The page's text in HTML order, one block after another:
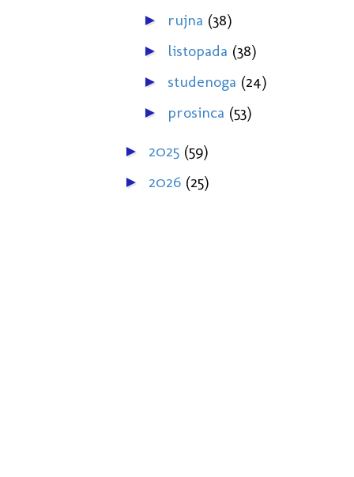
► rujna (38)
► listopada (38)
► studenoga (24)
► prosinca (53)
► 2025 (59)
► 2026 (25)